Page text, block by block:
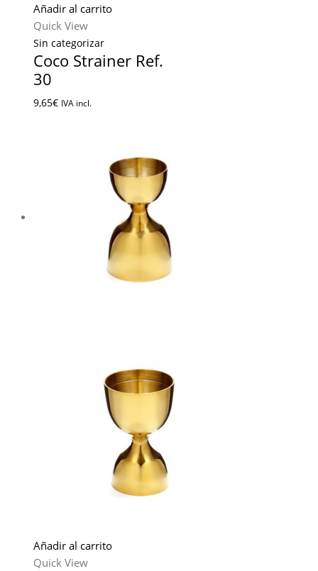
Añadir al carrito
Quick View
Sin categorizar
Coco Strainer Ref.
30
9,65€ IVA incl.
Añadir al carrito
Quick View